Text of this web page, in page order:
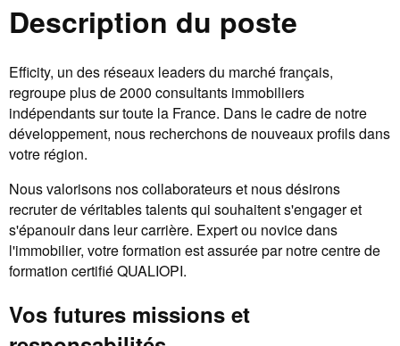
Description du poste
Efficity, un des réseaux leaders du marché français,
regroupe plus de 2000 consultants immobiliers
indépendants sur toute la France. Dans le cadre de notre
développement, nous recherchons de nouveaux profils dans
votre région.
Nous valorisons nos collaborateurs et nous désirons
recruter de véritables talents qui souhaitent s'engager et
s'épanouir dans leur carrière. Expert ou novice dans
l'immobilier, votre formation est assurée par notre centre de
formation certifié QUALIOPI.
Vos futures missions et